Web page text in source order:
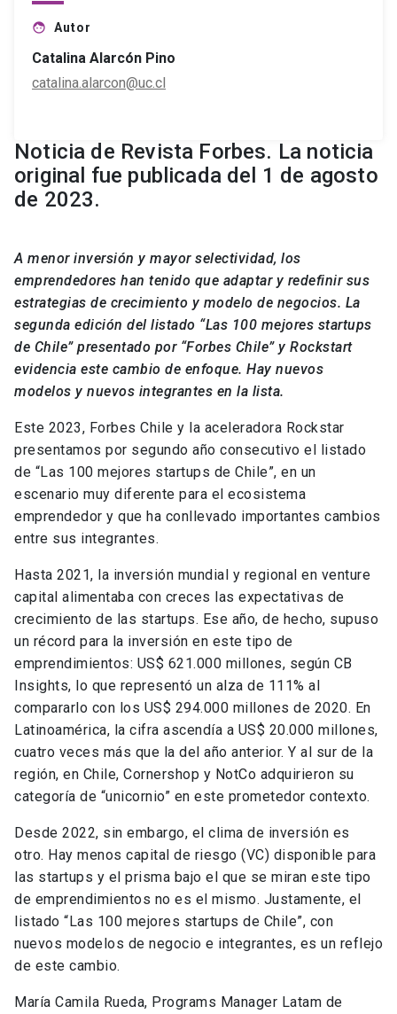
face Autor
Catalina Alarcón Pino
catalina.alarcon@uc.cl
Noticia de Revista Forbes. La noticia
original fue publicada del 1 de agosto
de 2023.
A menor inversión y mayor selectividad, los
emprendedores han tenido que adaptar y redefinir sus
estrategias de crecimiento y modelo de negocios. La
segunda edición del listado “Las 100 mejores startups
de Chile” presentado por “Forbes Chile” y Rockstart
evidencia este cambio de enfoque. Hay nuevos
modelos y nuevos integrantes en la lista.
Este 2023, Forbes Chile y la aceleradora Rockstar
presentamos por segundo año consecutivo el listado
de “Las 100 mejores startups de Chile”, en un
escenario muy diferente para el ecosistema
emprendedor y que ha conllevado importantes cambios
entre sus integrantes.
Hasta 2021, la inversión mundial y regional en venture
capital alimentaba con creces las expectativas de
crecimiento de las startups. Ese año, de hecho, supuso
un récord para la inversión en este tipo de
emprendimientos: US$ 621.000 millones, según CB
Insights, lo que representó un alza de 111% al
compararlo con los US$ 294.000 millones de 2020. En
Latinoamérica, la cifra ascendía a US$ 20.000 millones,
cuatro veces más que la del año anterior. Y al sur de la
región, en Chile, Cornershop y NotCo adquirieron su
categoría de “unicornio” en este prometedor contexto.
Desde 2022, sin embargo, el clima de inversión es
otro. Hay menos capital de riesgo (VC) disponible para
las startups y el prisma bajo el que se miran este tipo
de emprendimientos no es el mismo. Justamente, el
listado “Las 100 mejores startups de Chile”, con
nuevos modelos de negocio e integrantes, es un reflejo
de este cambio.
María Camila Rueda, Programs Manager Latam de